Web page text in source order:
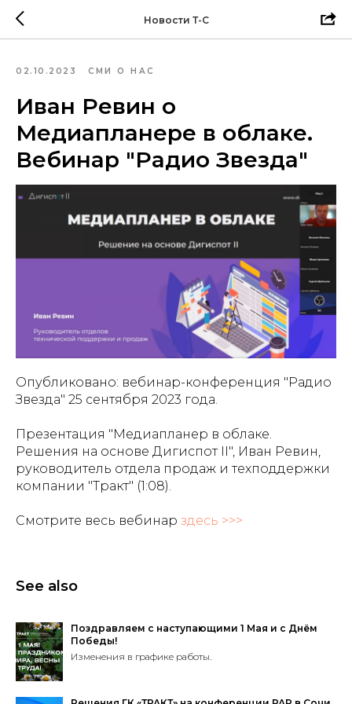
Новости Т-С
02.10.2023 СМИ О НАС
Иван Ревин о
Медиапланере в облаке.
Вебинар "Радио Звезда"
Опубликовано: вебинар-конференция "Радио
Звезда" 25 сентября 2023 года.
Презентация "Медиапланер в облаке.
Решения на основе Дигиспот II", Иван Ревин,
руководитель отдела продаж и техподдержки
компании "Тракт" (1:08).
Смотрите весь вебинар здесь >>>
See also
Поздравляем с наступающими 1 Мая и с Днём
Победы!
Изменения в графике работы.